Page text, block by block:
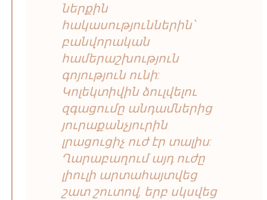
ներքին
հակասություններին՝
բանվորական
համերաշխություն
գոյություն ունի:
Կոլեկտիվին ձուլվելու
զգացումը անդամներից
յուրաքանչյուրին
լրացուցիչ ուժ էր տալիս:
Ղարաբաղում այդ ուժը
լիուլի արտահայտվեց
շատ շուտով, երբ սկսվեց